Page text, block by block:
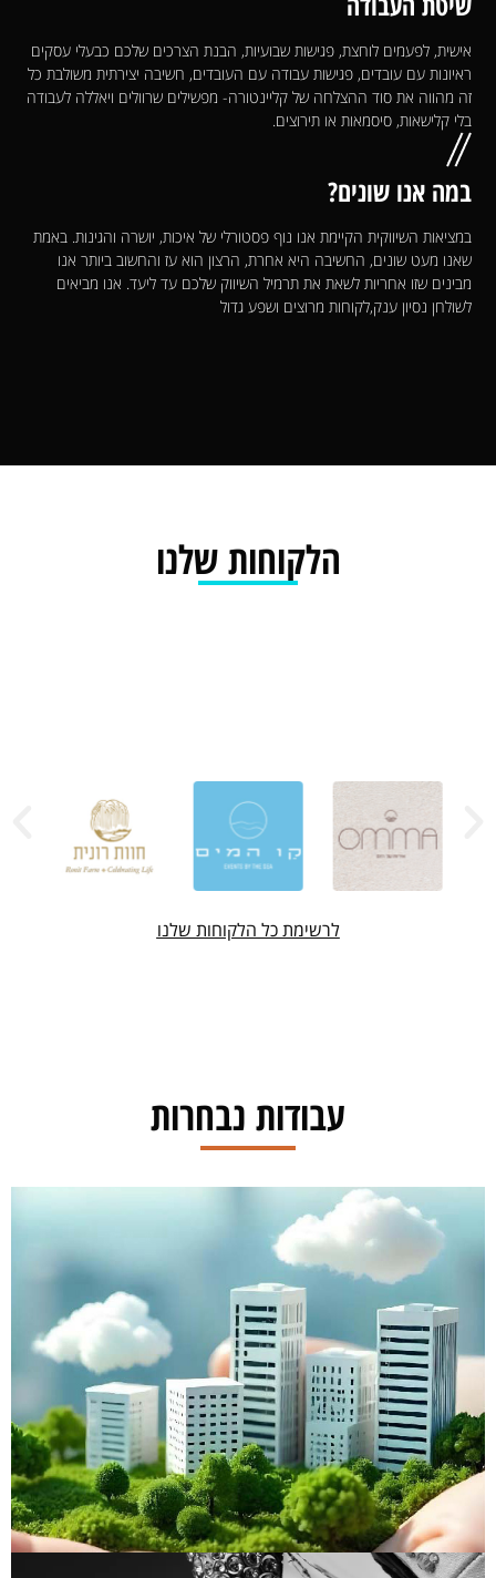
אישית, לפעמים לוחצת, פגישות שבועיות, הבנת הצרכים שלכם כבעלי עסקים
ראיונות עם עובדים, פגישות עבודה עם העובדים, חשיבה יצירתית משולבת כל
זה מהווה את סוד ההצלחה של קליינטורה- מפשילים שרוולים ויאללה לעבודה
בלי קלישאות, סיסמאות או תירוצים.
במה אנו שונים?
במציאות השיווקית הקיימת אנו נוף פסטורלי של איכות, יושרה והגינות. באמת
שאנו מעט שונים, החשיבה היא אחרת, הרצון הוא עז והחשוב ביותר אנו
מבינים שזו אחריות לשאת את תרמיל השיווק שלכם עד ליעד. אנו מביאים
לשולחן נסיון ענק,לקוחות מרוצים ושפע גדול
הלקוחות שלנו
לרשימת כל הלקוחות שלנו
עבודות נבחרות
Dream Israel